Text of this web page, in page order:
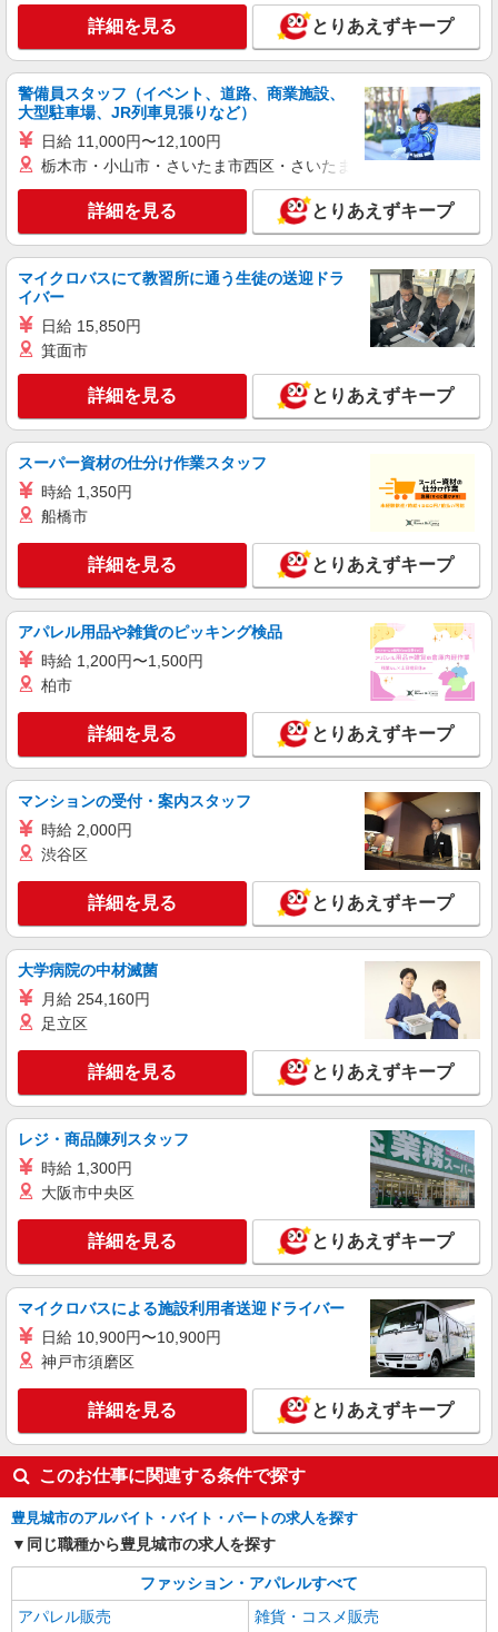
モールあしびなー 1F
キープ 詳細を見る
契約社員
ACE BAGS ＆ LUGGAGE
バッグ・スーツケースの販売スタッフ｜
ACE（エース）
契約社員：月給200,000円〜260,000円 ※試用
期間3か月は同条件 ※経験・能力により優遇しま
す。沖縄県豊見城市豊崎1-188 沖縄アウトレット
モールあしびなー 1F
キープ 詳細を見る
パーリーゲイツ
販売スタッフ
正社員：月給170,000円〜 ※経験・能力により
優遇します。
沖縄県豊見城市豊崎1-188 沖縄アウトレット
キープ 詳細を見る
正社員
Lunetterie（ルネッテリア）
サングラス（めがね）・ファッション雑貨 販
正社員：月給210,000円〜300,000円 ※能力に
より異なる ※試用期間3ヵ月は同額 ※経験・能力
により優遇します。
沖縄県豊見城市豊崎1-188 沖縄アウトレット
モールあしびなー 1F
キープ 詳細を見る
販売スタッフ
アルバイト・パート・契約：時給1,200円〜
1,500円 ※経験・能力により優遇します。
沖縄県豊見城市豊崎1-188 沖縄アウトレット
キープ 詳細を見る
アルバイト パート
Hurley Outlet Store Ashibinaa
アルバイト・パート：時給1,100円〜
沖縄県豊見城市豊崎1-188 沖縄アウトレット
モールあしびなー 1F
キープ 詳細を見る
正社員
販売スタッフ
正社員：月給199,000円 ※試用期間3カ月は時
給1,090円
沖縄県豊見城市豊崎1-188 沖縄アウトレット
モールあしびなー 1F
キープ
アルバイト パート
BEAMS OUTLET
詳細を見る とりあえずキープ
警備員スタッフ（イベント、道路、商業施設、
大型駐車場、JR列車見張りなど）
日給 11,000円〜12,100円
栃木市・小山市・さいたま市西区・さいたま市岩槻区・久喜市・
詳細を見る とりあえずキープ
マイクロバスにて教習所に通う生徒の送迎ドラ
イバー
日給 15,850円
箕面市
詳細を見る とりあえずキープ
スーパー資材の仕分け作業スタッフ
時給 1,350円
船橋市
詳細を見る とりあえずキープ
アパレル用品や雑貨のピッキング検品
時給 1,200円〜1,500円
柏市
詳細を見る とりあえずキープ
マンションの受付・案内スタッフ
時給 2,000円
渋谷区
詳細を見る とりあえずキープ
大学病院の中材滅菌
月給 254,160円
足立区
詳細を見る とりあえずキープ
レジ・商品陳列スタッフ
時給 1,300円
大阪市中央区
詳細を見る とりあえずキープ
マイクロバスによる施設利用者送迎ドライバー
日給 10,900円〜10,900円
神戸市須磨区
詳細を見る とりあえずキープ
このお仕事に関連する条件で探す
豊見城市のアルバイト・バイト・パートの求人を探す
同じ職種から豊見城市の求人を探す
ファッション・アパレルすべて
アパレル販売
雑貨・コスメ販売